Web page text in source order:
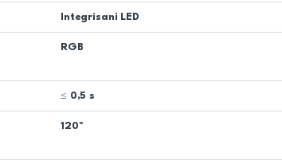
Integrisani LED
RGB
≤ 0,5 s
120º